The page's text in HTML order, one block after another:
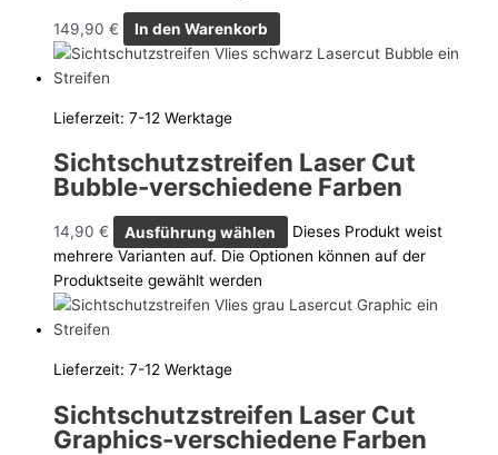
149,90 € In den Warenkorb
Lieferzeit: 7-12 Werktage
Sichtschutzstreifen Laser Cut
Bubble-verschiedene Farben
14,90 € Ausführung wählen
Dieses Produkt weist
mehrere Varianten auf. Die Optionen können auf der
Produktseite gewählt werden
Lieferzeit: 7-12 Werktage
Sichtschutzstreifen Laser Cut
Graphics-verschiedene Farben